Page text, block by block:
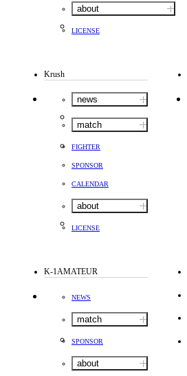
about
LICENSE
Krush
news
match
FIGHTER
SPONSOR
CALENDAR
about
LICENSE
K-1AMATEUR
NEWS
match
SPONSOR
about